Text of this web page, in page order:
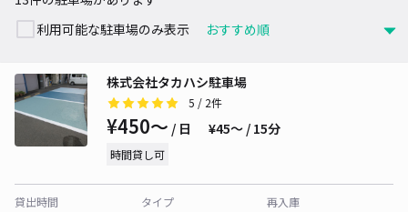
利用可能な駐車場のみ表示
株式会社タカハシ駐車場
5 / 2件
¥450〜 / 日 ¥45〜 / 15分
時間貸し可
貸出時間
タイプ
再入庫